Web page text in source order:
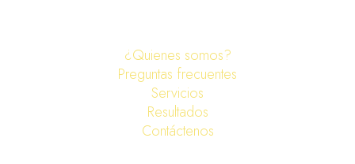
¿Quienes somos?
Preguntas frecuentes
Servicios
Resultados
Contáctenos